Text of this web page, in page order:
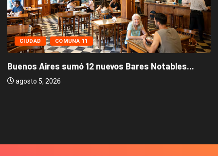
CIUDAD COMUNA 11
Buenos Aires sumó 12 nuevos Bares Notables...
agosto 5, 2026